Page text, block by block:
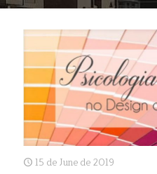
15 de June de 2019